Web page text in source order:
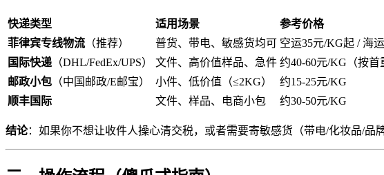
快递类型 适用场景 参考价格
菲律宾专线物流 （推荐） 普货、带电、敏感货均可 空运35元/KG起 / 海
国际快递 （DHL/FedEx/UPS） 文件、高价值样品、急件 约40-60元/KG（按首
邮政小包 （中国邮政/E邮宝） 小件、低价值（≤2KG） 约15-25元/KG
顺丰国际
文件、样品、电商小包 约30-50元/KG
结论：如果你不想让收件人操心清交税，或者需要寄敏感货（带电/化妆品/品牌